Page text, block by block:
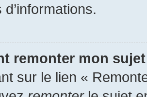
remonter mon
sur le lien «